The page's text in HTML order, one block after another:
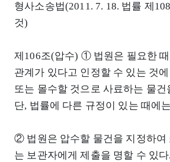
형사소송법(2011. 7. 18. 법률 제
것)
제106조(압수) ① 법원은 필요한
관계가 있다고 인정할 수 있는 것
또는 몰수할 것으로 사료하는 물건
단, 법률에 다른 규정이 있는 때에
② 법원은 압수할 물건을 지정하여
는 보관자에게 제출을 명할 수 있다.